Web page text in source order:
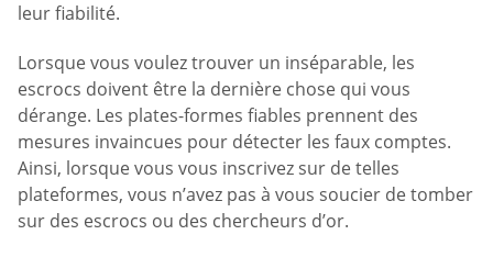
leur fiabilité.
Lorsque vous voulez trouver un inséparable, les
escrocs doivent être la dernière chose qui vous
dérange. Les plates-formes fiables prennent des
mesures invaincues pour détecter les faux comptes.
Ainsi, lorsque vous vous inscrivez sur de telles
plateformes, vous n’avez pas à vous soucier de tomber
sur des escrocs ou des chercheurs d’or.